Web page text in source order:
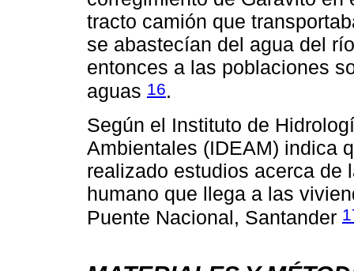
tracto camión que
se abastecían del agua del
entonces a las poblaciones
aguas 16.
Según el Instituto de
Ambientales (IDEAM) indica
realizado estudios acerca de
humano que llega a las
Puente Nacional, Santander